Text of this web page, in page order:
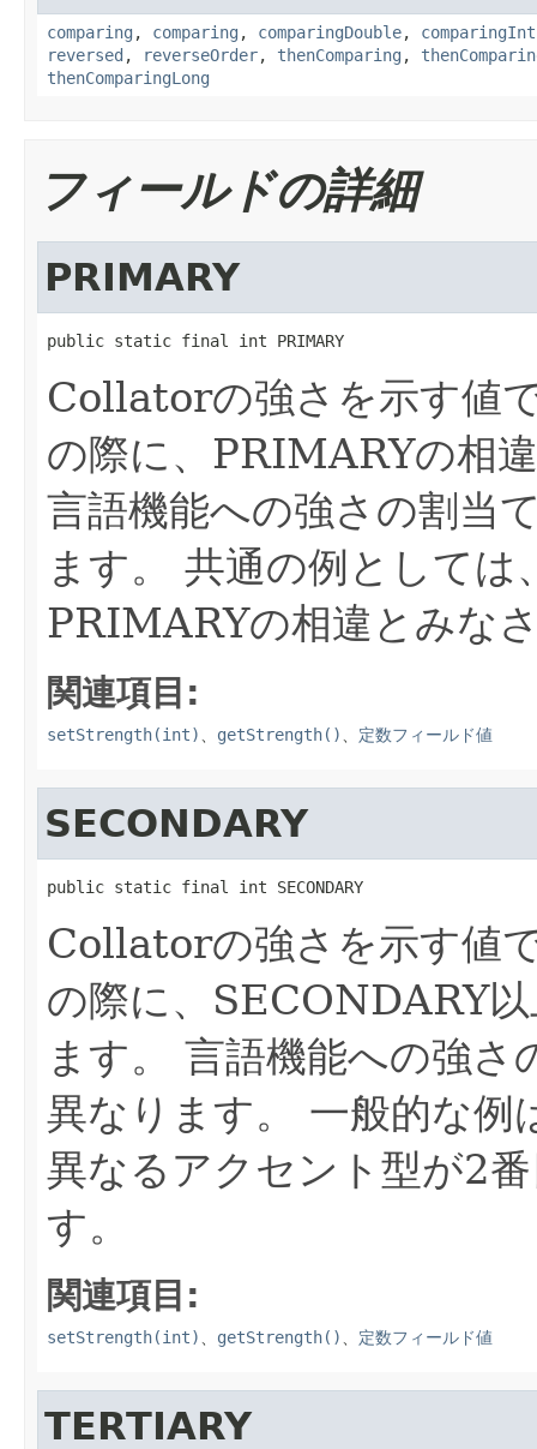
comparing , comparing , comparingDouble, comparingInt
reversed , reverseOrder, thenComparing ,
thenComparingLong
フィールドの詳細
PRIMARY
public static final int PRIMARY
Collatorの強さを示す値
の際に、PRIMARYの相
言語機能への強さの割当
ます。
共通の例としては
PRIMARYの相違とみな
関連項目:
setStrength(int) getStrength() 定数フィールド値
SECONDARY
public static final int SECONDARY
Collatorの強さを示す値
の際に、SECONDARY
ます。
言語機能への強さ
異なります。
一般的な
異なるアクセント型が2
す。
関連項目:
setStrength(int) getStrength() 定数フィールド値
TERTIARY